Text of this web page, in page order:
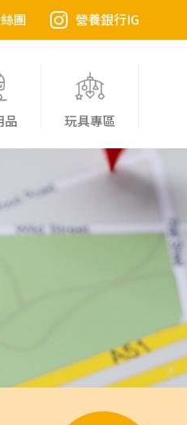
團 營養銀行IG
品 玩具專區